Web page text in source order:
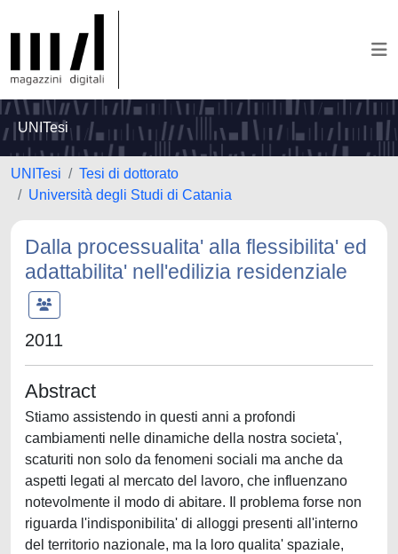
UNITesi
UNITesi
Tesi di dottorato
Università degli Studi di Catania
Dalla processualita' alla flessibilita' ed
adattabilita' nell'edilizia residenziale
2011
Abstract
Stiamo assistendo in questi anni a profondi
cambiamenti nelle dinamiche della nostra societa',
scaturiti non solo da fenomeni sociali ma anche da
aspetti legati al mercato del lavoro, che influenzano
notevolmente il modo di abitare. Il problema forse non
riguarda l'indisponibilita' di alloggi presenti all'interno
del territorio nazionale, ma la loro qualita' spaziale,